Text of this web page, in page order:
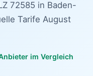
72585 in Baden-
Tarife August
im Vergleich